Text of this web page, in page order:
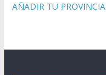
AÑADIR TU PROVINCIA